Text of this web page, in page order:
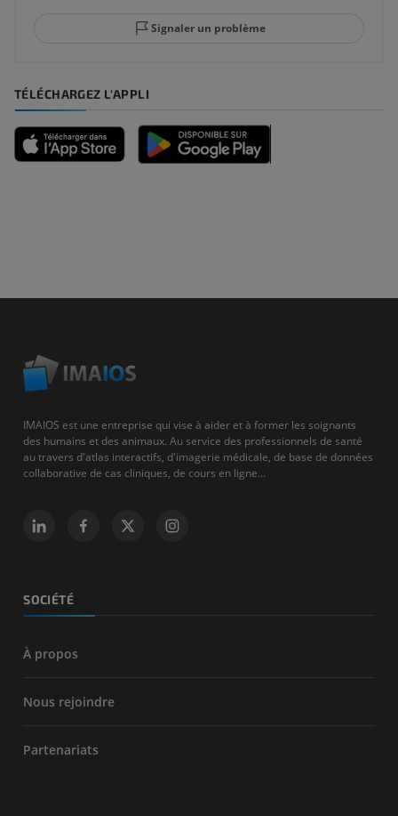
Signaler un problème
TÉLÉCHARGEZ L'APPLI
IMAIOS est une entreprise qui vise à aider et à former les soignants
des humains et des animaux. Au service des professionnels de santé
au travers d'atlas interactifs, d'imagerie médicale, de base de données
collaborative de cas cliniques, de cours en ligne...
SOCIÉTÉ
À propos
Nous rejoindre
Partenariats